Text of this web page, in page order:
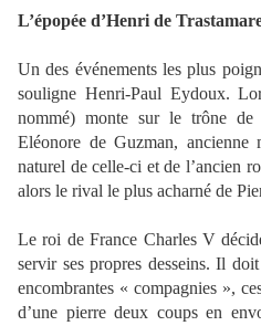
L’épopée d’Henri de
Un des événements les plus
souligne Henri-Paul Eydoux.
nommé) monte sur le trône
Eléonore de Guzman,
naturel de celle-ci et de l’ancien
alors le rival le plus acharné de
Le roi de France Charles V
servir ses propres desseins. Il
encombrantes « compagnies »,
d’une pierre deux coups en